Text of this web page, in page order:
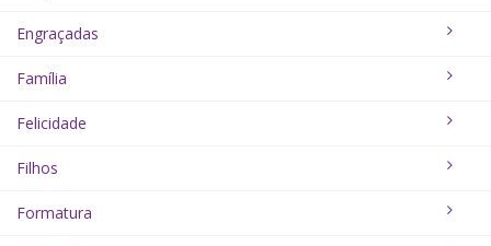
Engraçadas
Família
Felicidade
Filhos
Formatura